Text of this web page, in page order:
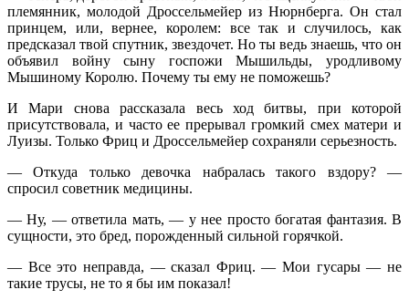
племянник, молодой Дроссельмейер из Нюрнберга. Он стал
принцем, или, вернее, королем: все так и случилось, как
предсказал твой спутник, звездочет. Но ты ведь знаешь, что он
объявил войну сыну госпожи Мышильды, уродливому
Мышиному Королю. Почему ты ему не поможешь?
И Мари снова рассказала весь ход битвы, при которой
присутствовала, и часто ее прерывал громкий смех матери и
Луизы. Только Фриц и Дроссельмейер сохраняли серьезность.
— Откуда только девочка набралась такого вздору? —
спросил советник медицины.
— Ну, — ответила мать, — у нее просто богатая фантазия. В
сущности, это бред, порожденный сильной горячкой.
— Все это неправда, — сказал Фриц. — Мои гусары — не
такие трусы, не то я бы им показал!